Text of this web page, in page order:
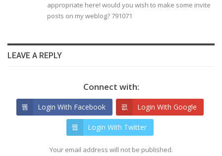
appropriate here! would you wish to make some invite
posts on my weblog? 791071
LEAVE A REPLY
Connect with:
Login With Facebook Login With Google
Login With Twitter
Your email address will not be published.